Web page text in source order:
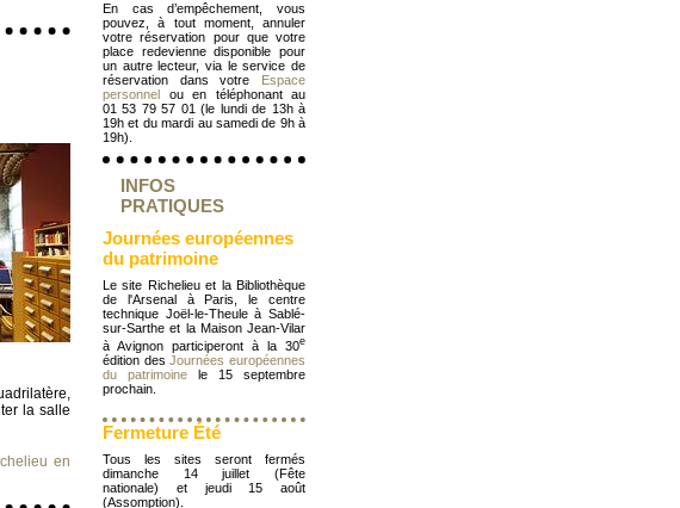
la salle
en
En cas d’empêchement, vous
pouvez, à tout moment, annuler
votre réservation pour que votre
place redevienne disponible pour
un autre lecteur, via le service de
réservation dans votre Espace
personnel ou en téléphonant au
01 53 79 57 01 (le lundi de 13h à
19h et du mardi au samedi de 9h à
19h).
INFOS
PRATIQUES
Journées européennes
du patrimoine
Le site Richelieu et la Bibliothèque
de l'Arsenal à Paris, le centre
technique Joël-le-Theule à Sablé-
sur-Sarthe et la Maison Jean-Vilar
à Avignon participeront à la 30e
édition desJournées européennes
du patrimoine le 15 septembre
prochain.
Fermeture Été
Tous les sites seront fermés
dimanche 14 juillet (Fête
nationale) et jeudi 15 août
(Assomption).